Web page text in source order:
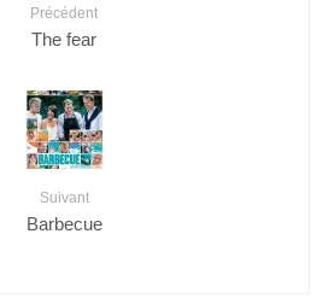
Précédent
The fear
Suivant
Barbecue